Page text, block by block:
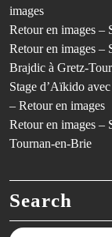
images
Retour en images –
Retour en images –
Brajdic à Gretz-
Stage d’Aïkido
– Retour en images
Retour en images –
Tournan-en-Brie
Search